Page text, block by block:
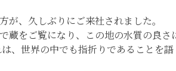
、久しぶりにご来社されました。
蔵をご覧になり、この地の水質の良さ
、世界の中でも指折りであることを語